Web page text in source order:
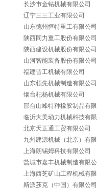
长沙市金钻机械有限公司
辽宁三三工业有限公司
山东德州恒特重工有限公司
陕西同力重工股份有限公司
陕西建设机械股份有限公司
山河智能装备股份有限公司
福建晋工机械有限公司
山东领先机械制造有限公司
烟台杞杨机械有限公司
邢台山峰特种橡胶制品有
临沂大美动力机械科技有
北京天正通工贸有限公司
九州建源机械（北京）有
上海朗锡姆科技有限公司
盐城市嘉丰机械制造有限
上海西芝矿山工程机械有
斯派莎克（中国）有限公司